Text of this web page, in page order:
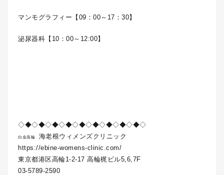
マンモグラフィー【09：00～17：30】
泌尿器科【10：00～12:00】
◇◆◇◆◇◆◇◆◇◆◇◆◇◆◇◆◇◆◇
白金高輪
海老根ウィメンズクリニック
https://ebine-womens-clinic.com/
東京都港区高輪1-2-17 高輪梶ビル5,6,7F
03-5789-2590